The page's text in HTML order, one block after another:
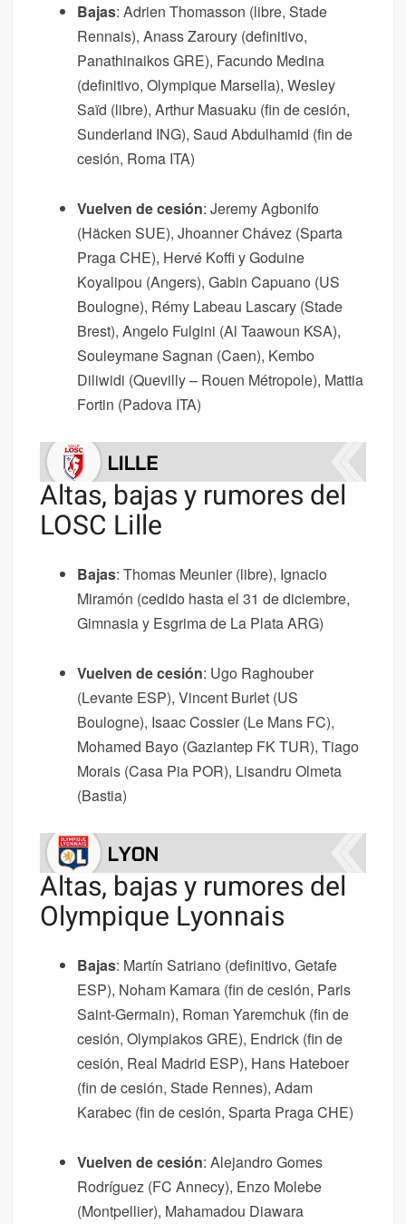
Bajas: Adrien Thomasson (libre, Stade
Rennais), Anass Zaroury (definitivo,
Panathinaikos GRE), Facundo Medina
(definitivo, Olympique Marsella), Wesley
Saïd (libre), Arthur Masuaku (fin de cesión,
Sunderland ING), Saud Abdulhamid (fin de
cesión, Roma ITA)
Vuelven de cesión: Jeremy Agbonifo
(Häcken SUE), Jhoanner Chávez (Sparta
Praga CHE), Hervé Koffi y Goduine
Koyalipou (Angers), Gabin Capuano (US
Boulogne), Rémy Labeau Lascary (Stade
Brest), Angelo Fulgini (Al Taawoun KSA),
Souleymane Sagnan (Caen), Kembo
Diliwidi (Quevilly – Rouen Métropole), Mattia
Fortin (Padova ITA)
Altas, bajas y rumores del
LOSC Lille
Bajas: Thomas Meunier (libre), Ignacio
Miramón (cedido hasta el 31 de diciembre,
Gimnasia y Esgrima de La Plata ARG)
Vuelven de cesión: Ugo Raghouber
(Levante ESP), Vincent Burlet (US
Boulogne), Isaac Cossier (Le Mans FC),
Mohamed Bayo (Gaziantep FK TUR), Tiago
Morais (Casa Pia POR), Lisandru Olmeta
(Bastia)
Altas, bajas y rumores del
Olympique Lyonnais
Bajas: Martín Satriano (definitivo, Getafe
ESP), Noham Kamara (fin de cesión, Paris
Saint-Germain), Roman Yaremchuk (fin de
cesión, Olympiakos GRE), Endrick (fin de
cesión, Real Madrid ESP), Hans Hateboer
(fin de cesión, Stade Rennes), Adam
Karabec (fin de cesión, Sparta Praga CHE)
Vuelven de cesión: Alejandro Gomes
Rodríguez (FC Annecy), Enzo Molebe
(Montpellier), Mahamadou Diawara